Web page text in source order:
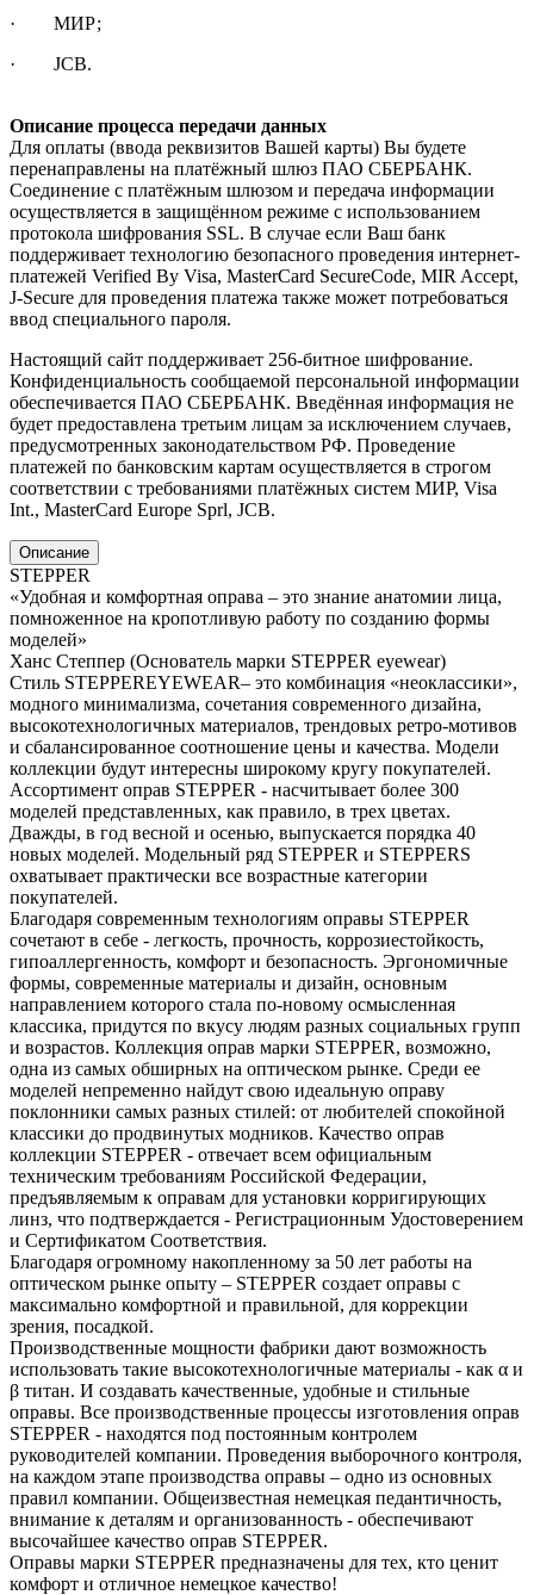
· МИР;
· JCB.
Описание процесса передачи данных
Для оплаты (ввода реквизитов Вашей карты) Вы будете
перенаправлены на платёжный шлюз ПАО СБЕРБАНК.
Соединение с платёжным шлюзом и передача информации
осуществляется в защищённом режиме с использованием
протокола шифрования SSL. В случае если Ваш банк
поддерживает технологию безопасного проведения интернет-
платежей Verified By Visa, MasterCard SecureCode, MIR Accept,
J-Secure для проведения платежа также может потребоваться
ввод специального пароля.
Настоящий сайт поддерживает 256-битное шифрование.
Конфиденциальность сообщаемой персональной информации
обеспечивается ПАО СБЕРБАНК. Введённая информация не
будет предоставлена третьим лицам за исключением случаев,
предусмотренных законодательством РФ. Проведение
платежей по банковским картам осуществляется в строгом
соответствии с требованиями платёжных систем МИР, Visa
Int., MasterCard Europe Sprl, JCB.
Описание
STEPPER
«Удобная и комфортная оправа – это знание анатомии лица,
помноженное на кропотливую работу по созданию формы
моделей»
Ханс Степпер (Основатель марки STEPPER eyewear)
Стиль STEPPEREYEWEAR– это комбинация «неоклассики»,
модного минимализма, сочетания современного дизайна,
высокотехнологичных материалов, трендовых ретро-мотивов
и сбалансированное соотношение цены и качества. Модели
коллекции будут интересны широкому кругу покупателей.
Ассортимент оправ STEPPER - насчитывает более 300
моделей представленных, как правило, в трех цветах.
Дважды, в год весной и осенью, выпускается порядка 40
новых моделей. Модельный ряд STEPPER и STEPPERS
охватывает практически все возрастные категории
покупателей.
Благодаря современным технологиям оправы STEPPER
сочетают в себе - легкость, прочность, коррозиестойкость,
гипоаллергенность, комфорт и безопасность. Эргономичные
формы, современные материалы и дизайн, основным
направлением которого стала по-новому осмысленная
классика, придутся по вкусу людям разных социальных групп
и возрастов. Коллекция оправ марки STEPPER, возможно,
одна из самых обширных на оптическом рынке. Среди ее
моделей непременно найдут свою идеальную оправу
поклонники самых разных стилей: от любителей спокойной
классики до продвинутых модников. Качество оправ
коллекции STEPPER - отвечает всем официальным
техническим требованиям Российской Федерации,
предъявляемым к оправам для установки корригирующих
линз, что подтверждается - Регистрационным Удостоверением
и Сертификатом Соответствия.
Благодаря огромному накопленному за 50 лет работы на
оптическом рынке опыту – STEPPER создает оправы с
максимально комфортной и правильной, для коррекции
зрения, посадкой.
Производственные мощности фабрики дают возможность
использовать такие высокотехнологичные материалы - как α и
β титан. И создавать качественные, удобные и стильные
оправы. Все производственные процессы изготовления оправ
STEPPER - находятся под постоянным контролем
руководителей компании. Проведения выборочного контроля,
на каждом этапе производства оправы – одно из основных
правил компании. Общеизвестная немецкая педантичность,
внимание к деталям и организованность - обеспечивают
высочайшее качество оправ STEPPER.
Оправы марки STEPPER предназначены для тех, кто ценит
комфорт и отличное немецкое качество!